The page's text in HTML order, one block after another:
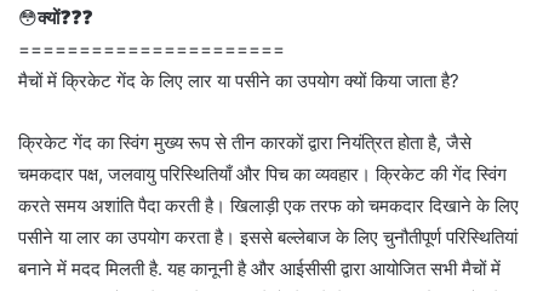
😳क्यों❓❓❓
======================
मैचों में क्रिकेट गेंद के लिए लार या पसीने का उपयोग क्यों किया जाता है?
क्रिकेट गेंद का स्विंग मुख्य रूप से तीन कारकों द्वारा नियंत्रित होता है, जैसे
चमकदार पक्ष, जलवायु परिस्थितियाँ और पिच का व्यवहार। क्रिकेट की गेंद स्विंग
करते समय अशांति पैदा करती है। खिलाड़ी एक तरफ को चमकदार दिखाने के लिए
पसीने या लार का उपयोग करता है। इससे बल्लेबाज के लिए चुनौतीपूर्ण परिस्थितियां
बनाने में मदद मिलती है. यह कानूनी है और आईसीसी द्वारा आयोजित सभी मैचों में